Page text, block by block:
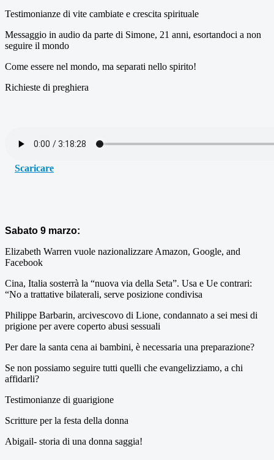
Testimonianze di vite cambiate e crescita spirituale
Messaggio in audio da parte di Simone, 21 anni, esortandoci a non
seguire il mondo
Come essere nel mondo, ma separati nello spirito!
Richieste di preghiera
Scaricare
Sabato 9 marzo:
Elizabeth Warren vuole nazionalizzare Amazon, Google, and
Facebook
Cina, Italia sosterrà la “nuova via della Seta”. Usa e Ue contrari:
“No a trattative bilaterali, serve posizione condivisa
Philippe Barbarin, arcivescovo di Lione, condannato a sei mesi di
prigione per avere coperto abusi sessuali
Per dare la santa cena ai bambini, è necessaria una preparazione?
Se non possiamo seguire tutti quelli che evangelizziamo, a chi
affidarli?
Testimonianze di guarigione
Scritture per la festa della donna
Abigail- storia di una donna saggia!